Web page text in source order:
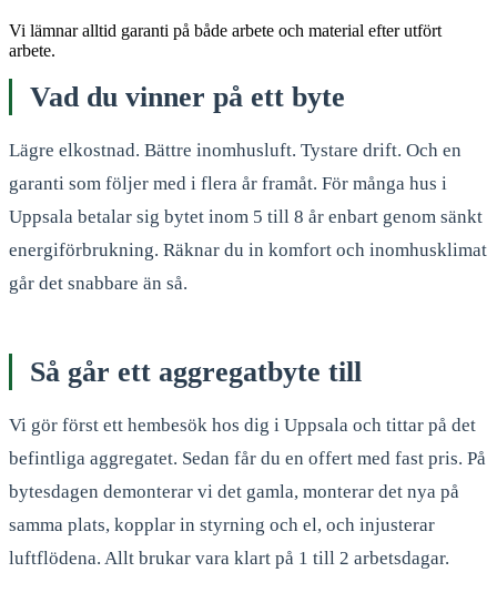
Vi lämnar alltid garanti på både arbete och material efter utfört
arbete.
Vad du vinner på ett byte
Lägre elkostnad. Bättre inomhusluft. Tystare drift. Och en
garanti som följer med i flera år framåt. För många hus i
Uppsala betalar sig bytet inom 5 till 8 år enbart genom sänkt
energiförbrukning. Räknar du in komfort och inomhusklimat
går det snabbare än så.
Så går ett aggregatbyte till
Vi gör först ett hembesök hos dig i Uppsala och tittar på det
befintliga aggregatet. Sedan får du en offert med fast pris. På
bytesdagen demonterar vi det gamla, monterar det nya på
samma plats, kopplar in styrning och el, och injusterar
luftflödena. Allt brukar vara klart på 1 till 2 arbetsdagar.